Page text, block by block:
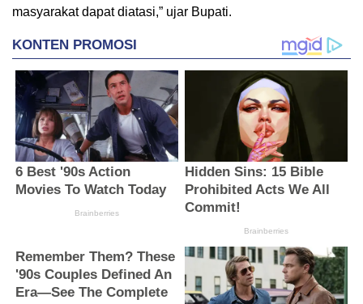
masyarakat dapat diatasi,” ujar Bupati.